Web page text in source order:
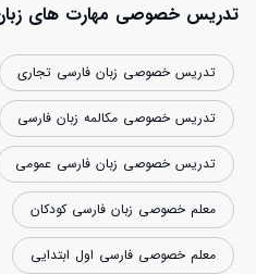
تدریس خصوصی مهارت های
تدریس خصوصی زبان فارسی تجاری
تدریس خصوصی مکالمه زبان فارسی
تدریس خصوصی زبان فارسی عمومی
معلم خصوصی زبان فارسی کودکان
معلم خصوصی فارسی اول ابتدایی